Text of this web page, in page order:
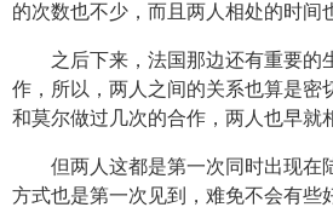
的次数也不少，而且两人相处的时间
之后下来，法国那边还有重要的
作，所以，两人之间的关系也算是密
和莫尔做过几次的合作，两人也早就
但两人这都是第一次同时出现在
方式也是第一次见到，难免不会有些